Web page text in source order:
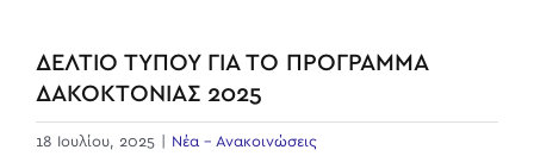
ΔΕΛΤΙΟ ΤΥΠΟΥ ΓΙΑ ΤΟ ΠΡΟΓΡΑΜΜΑ
ΔΑΚΟΚΤΟΝΙΑΣ 2025
18 Ιουλίου, 2025 Νέα - Ανακοινώσεις